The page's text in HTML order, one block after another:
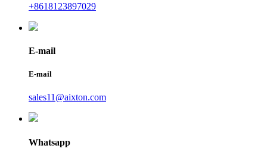
+8618123897029
E-mail
E-mail
sales11@aixton.com
Whatsapp